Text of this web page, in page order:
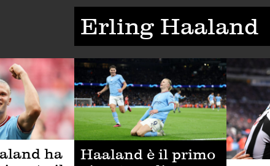
Erling Haaland
CALCIO
ha
CALCIO
Haaland è il primo